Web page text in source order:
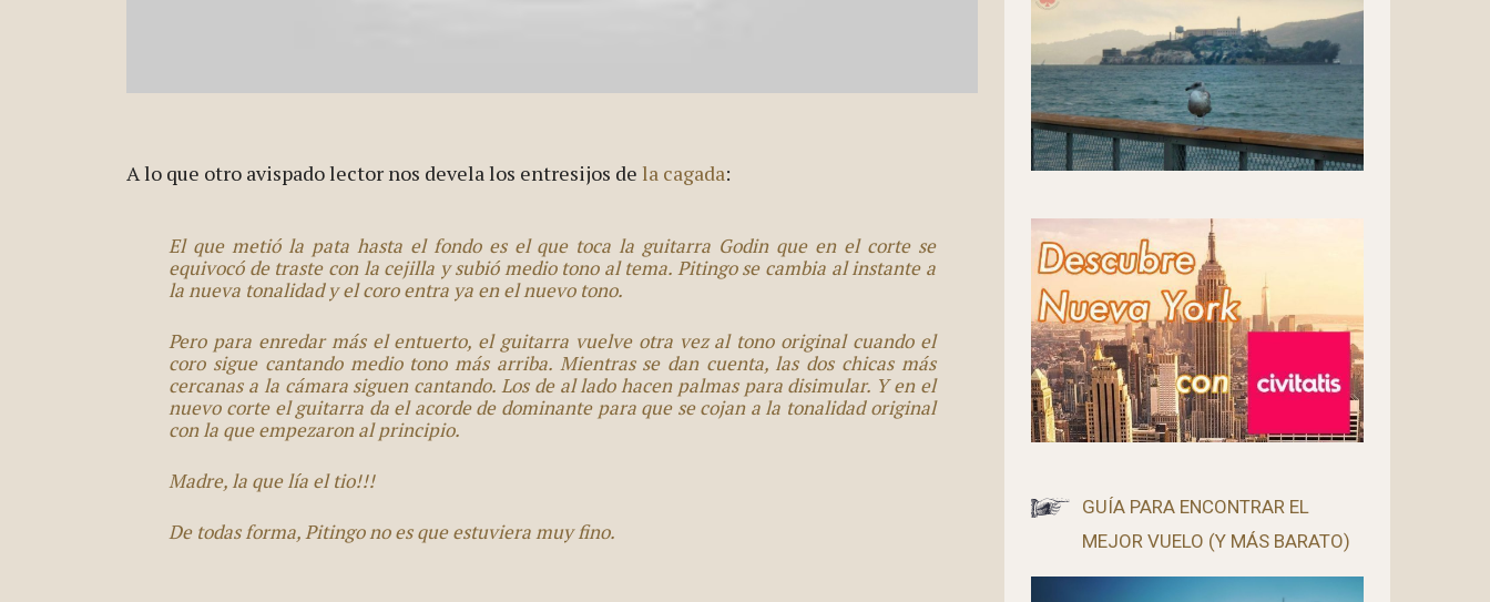
A lo que otro avispado lector nos devela los entresijos de la cagada:
El que metió la pata hasta el fondo es el que toca la guitarra Godin que en el corte se
equivocó de traste con la cejilla y subió medio tono al tema. Pitingo se cambia al instante a
la nueva tonalidad y el coro entra ya en el nuevo tono.
Pero para enredar más el entuerto, el guitarra vuelve otra vez al tono original cuando el
coro sigue cantando medio tono más arriba. Mientras se dan cuenta, las dos chicas más
cercanas a la cámara siguen cantando. Los de al lado hacen palmas para disimular. Y en el
nuevo corte el guitarra da el acorde de dominante para que se cojan a la tonalidad original
con la que empezaron al principio.
Madre, la que lía el tio!!!
De todas forma, Pitingo no es que estuviera muy fino.
GUÍA PARA ENCONTRAR EL
MEJOR VUELO (Y MÁS BARATO)